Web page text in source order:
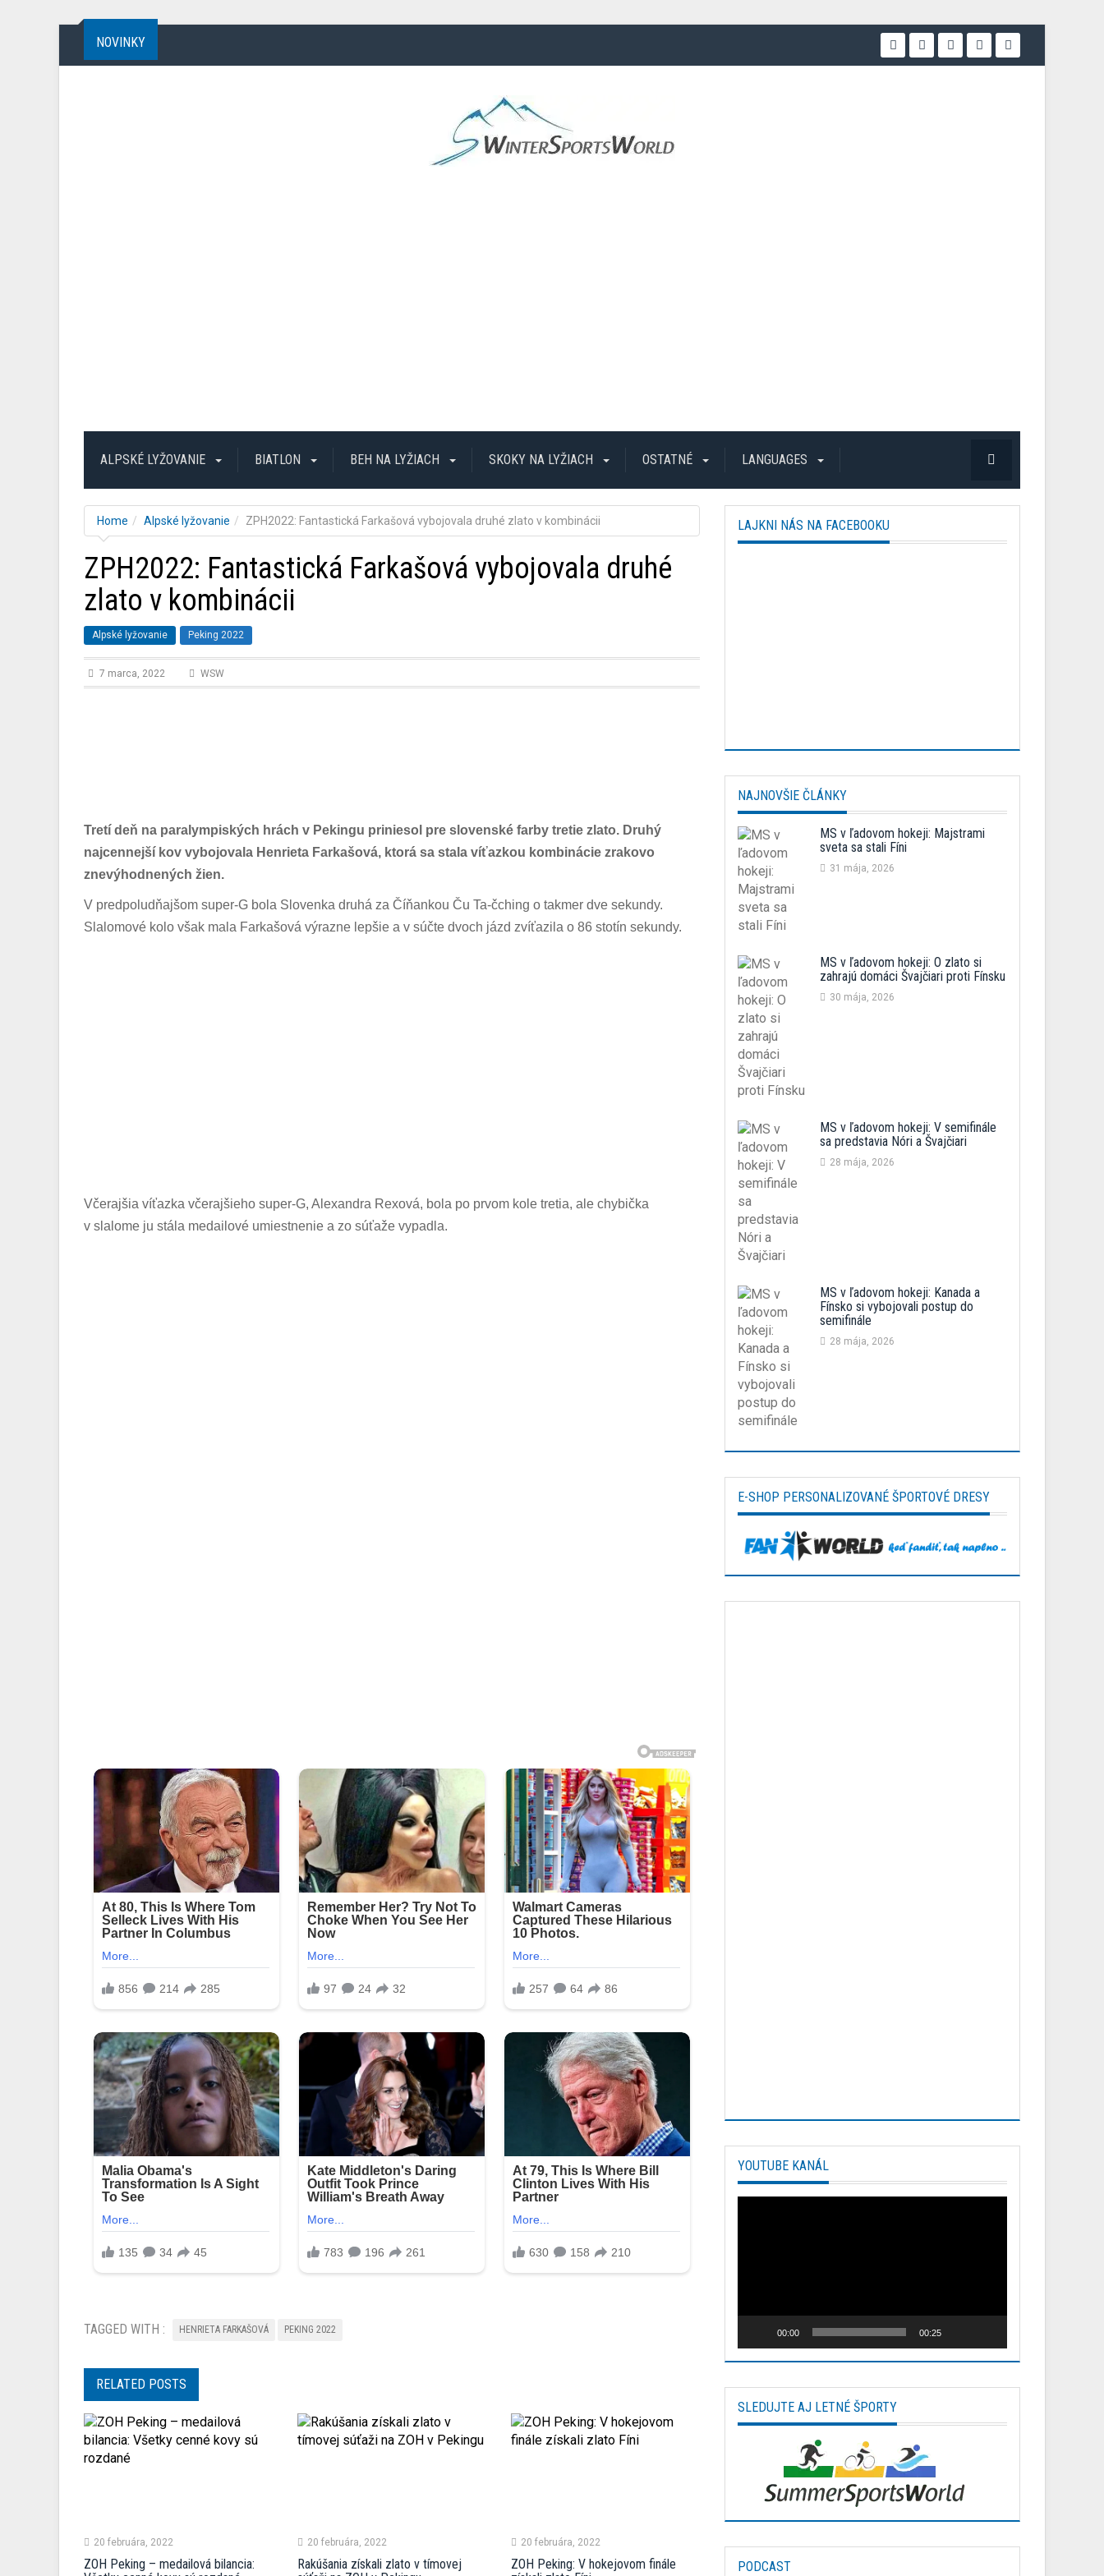
NOVINKY
ALPSKÉ LYŽOVANIE BIATLON BEH NA LYŽIACH SKOKY NA LYŽIACH OSTATNÉ LANGUAGES
Home Alpské lyžovanie ZPH2022: Fantastická Farkašová vybojovala druhé zlato v kombinácii
ZPH2022: Fantastická Farkašová vybojovala druhé
zlato v kombinácii
Alpské lyžovanie Peking 2022
7 marca, 2022 WSW
Tretí deň na paralympiských hrách v Pekingu priniesol pre slovenské farby tretie zlato. Druhý
najcennejší kov vybojovala Henrieta Farkašová, ktorá sa stala víťazkou kombinácie zrakovo
znevýhodnených žien.
V predpoludňajšom super-G bola Slovenka druhá za Číňankou Ču Ta-čching o takmer dve sekundy.
Slalomové kolo však mala Farkašová výrazne lepšie a v súčte dvoch jázd zvíťazila o 86 stotín sekundy.
Včerajšia víťazka včerajšieho super-G, Alexandra Rexová, bola po prvom kole tretia, ale chybička
v slalome ju stála medailové umiestnenie a zo súťaže vypadla.
TAGGED WITH : HENRIETA FARKAŠOVÁ PEKING 2022
RELATED POSTS
20 februára, 2022
ZOH Peking – medailová bilancia:
20 februára, 2022
Rakúšania získali zlato v tímovej
20 februára, 2022
ZOH Peking: V hokejovom finále
LAJKNI NÁS NA FACEBOOKU
NAJNOVŠIE ČLÁNKY
MS v ľadovom hokeji: Majstrami
sveta sa stali Fíni
31 mája, 2026
MS v ľadovom hokeji: O zlato si
zahrajú domáci Švajčiari proti Fínsku
30 mája, 2026
MS v ľadovom hokeji: V semifinále
sa predstavia Nóri a Švajčiari
28 mája, 2026
MS v ľadovom hokeji: Kanada a
Fínsko si vybojovali postup do
semifinále
28 mája, 2026
E-SHOP PERSONALIZOVANÉ ŠPORTOVÉ DRESY
YOUTUBE KANÁL
00:00 00:25
SLEDUJTE AJ LETNÉ ŠPORTY
PODCAST